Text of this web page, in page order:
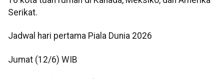
Serikat.
Jadwal hari pertama Piala Dunia 2026
Jumat (12/6) WIB